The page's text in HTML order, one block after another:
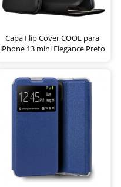
Capa Flip Cover COOL para
iPhone 13 mini Elegance Preto